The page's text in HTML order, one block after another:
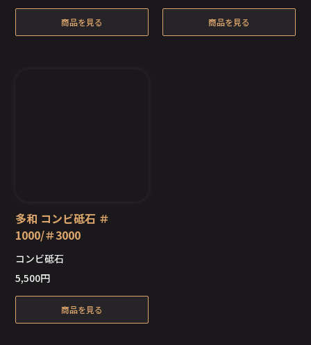
商品を見る 商品を見る
在庫切れ
多和 コンビ砥石 ＃
1000/＃3000
コンビ砥石
5,500円
商品を見る